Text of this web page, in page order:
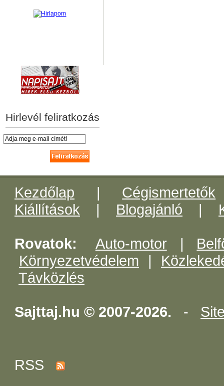
Hirlevél feliratkozás
Kezdőlap | Cégismertetők
Kiállítások | Blogajánló |
Rovatok: Auto-motor|
Környezetvédelem |
Távközlés
Sajttaj.hu © 2007-2026. -
RSS